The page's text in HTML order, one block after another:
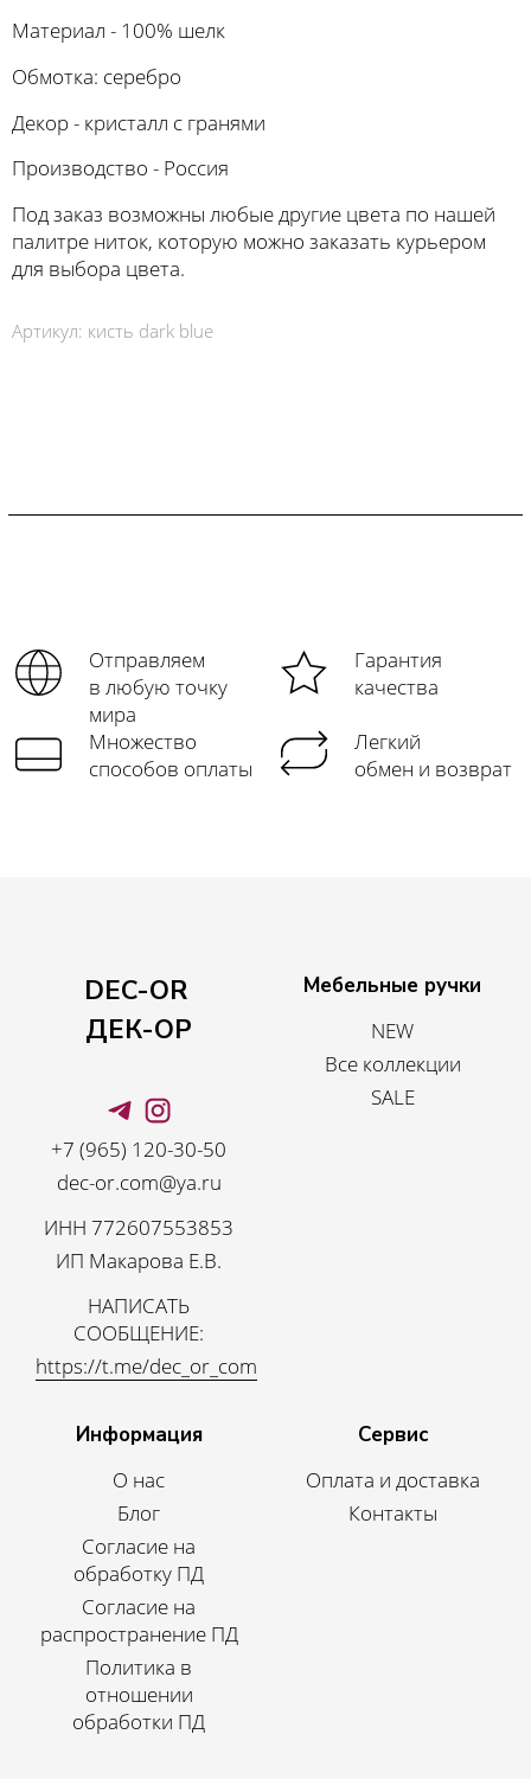
Материал - 100% шелк
Обмотка: серебро
Декор - кристалл с гранями
Производство - Россия
Под заказ возможны любые другие цвета по нашей
палитре ниток, которую можно заказать курьером
для выбора цвета.
Артикул: кисть dark blue
Отправляем
в любую точку
мира
Гарантия
качества
Множество
способов оплаты
Легкий
обмен и возврат
DEC-OR
ДЕК-ОР
+7 (965) 120-30-50
dec-or.com@ya.ru
ИНН 772607553853
ИП Макарова Е.В.
НАПИСАТЬ
СООБЩЕНИЕ:
https://t.me/dec_or_com
Мебельные ручки
NEW
Все коллекции
SALE
Информация
О нас
Блог
Согласие на
обработку ПД
Согласие на
распространение ПД
Политика в
отношении
обработки ПД
Сервис
Оплата и доставка
Контакты